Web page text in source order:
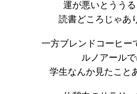
運が悪いとうう
読書どころじゃあ
一方ブレンドコーヒー
ルノアール
学生なんか見たこと